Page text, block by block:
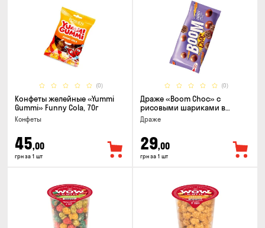
(0)
Конфеты желейные «Yummi
Gummi» Funny Cola, 70г
Конфеты
45,00
грн за 1 шт
(0)
Драже «Boom Choc» с
рисовыми шариками в
молочном шоколаде, 30г
Драже
29,00
грн за 1 шт